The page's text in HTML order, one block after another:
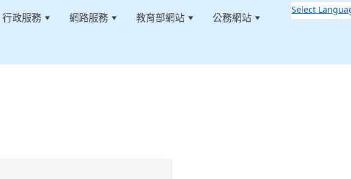
行政服務 網路服務 教育部網站 公務網站
Select